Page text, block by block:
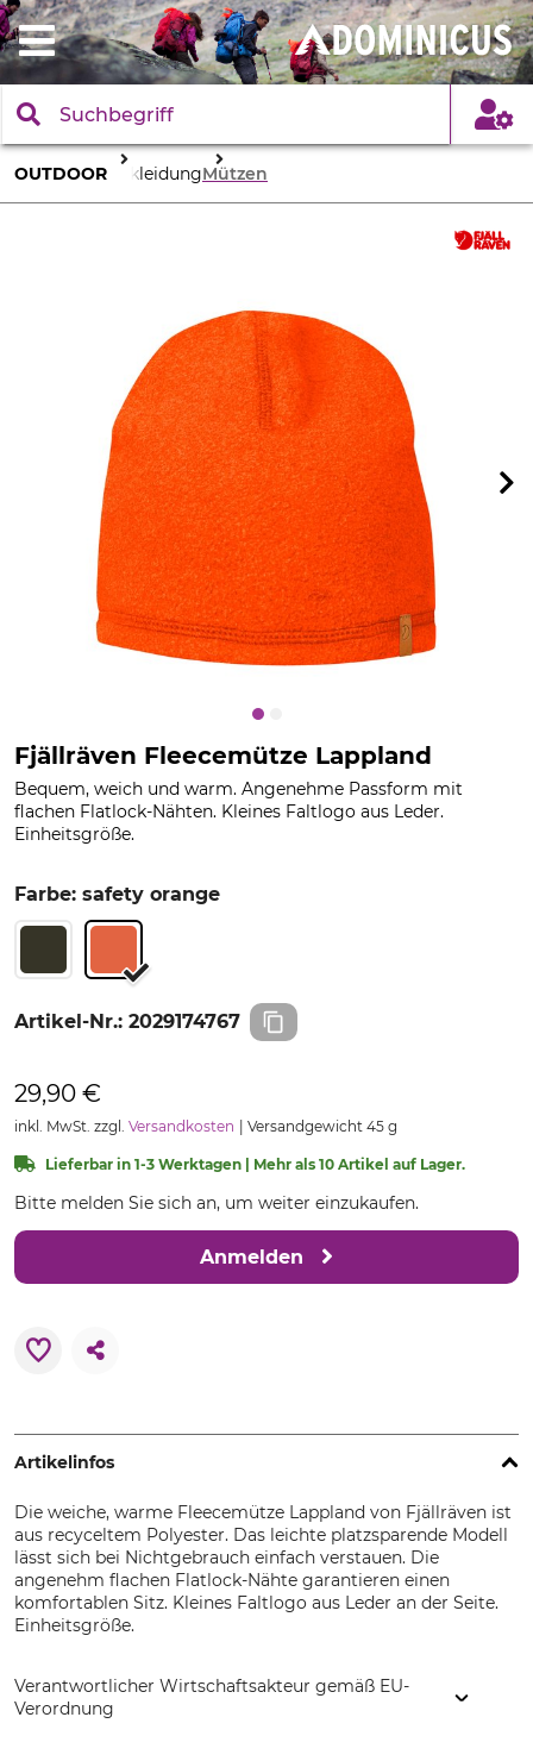
OUTDOOR BekleidungMützen
Fjällräven Fleecemütze Lappland
Bequem, weich und warm. Angenehme Passform mit
flachen Flatlock-Nähten. Kleines Faltlogo aus Leder.
Einheitsgröße.
Farbe: safety orange
Artikel-Nr.: 2029174767
29,90 €
inkl. MwSt. zzgl. Versandkosten Versandgewicht 45 g
Lieferbar in 1-3 Werktagen | Mehr als 10 Artikel auf Lager.
Bitte melden Sie sich an, um weiter einzukaufen.
Anmelden
Artikelinfos
Die weiche, warme Fleecemütze Lappland von Fjällräven ist
aus recyceltem Polyester. Das leichte platzsparende Modell
lässt sich bei Nichtgebrauch einfach verstauen. Die
angenehm flachen Flatlock-Nähte garantieren einen
komfortablen Sitz. Kleines Faltlogo aus Leder an der Seite.
Einheitsgröße.
Verantwortlicher Wirtschaftsakteur gemäß EU-
Verordnung